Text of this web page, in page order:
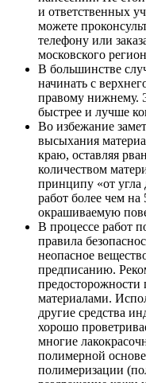
и ответственных
можете
телефону или
московского
В большинстве
начинать с
правому нижнему.
быстрее и лучше
Во избежание
высыхания
краю, оставляя
количеством
принципу «от угла
работ более чем
окрашиваемую
В процессе работ
правила
неопасное
предписанию.
материалами.
другие средства
хорошо
многие
полимерной
полимеризации